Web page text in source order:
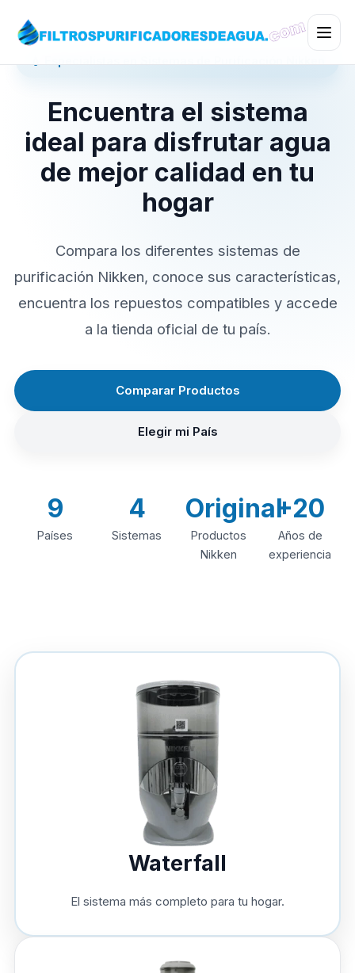
Encuentra el sistema
ideal para disfrutar agua
de mejor calidad en tu
hogar
Compara los diferentes sistemas de
purificación Nikken, conoce sus características,
encuentra los repuestos compatibles y accede
a la tienda oficial de tu país.
Comparar Productos
Elegir mi País
9
Países
4
Sistemas
Original
Productos
Nikken
+20
Años de
experiencia
Waterfall
El sistema más completo para tu hogar.